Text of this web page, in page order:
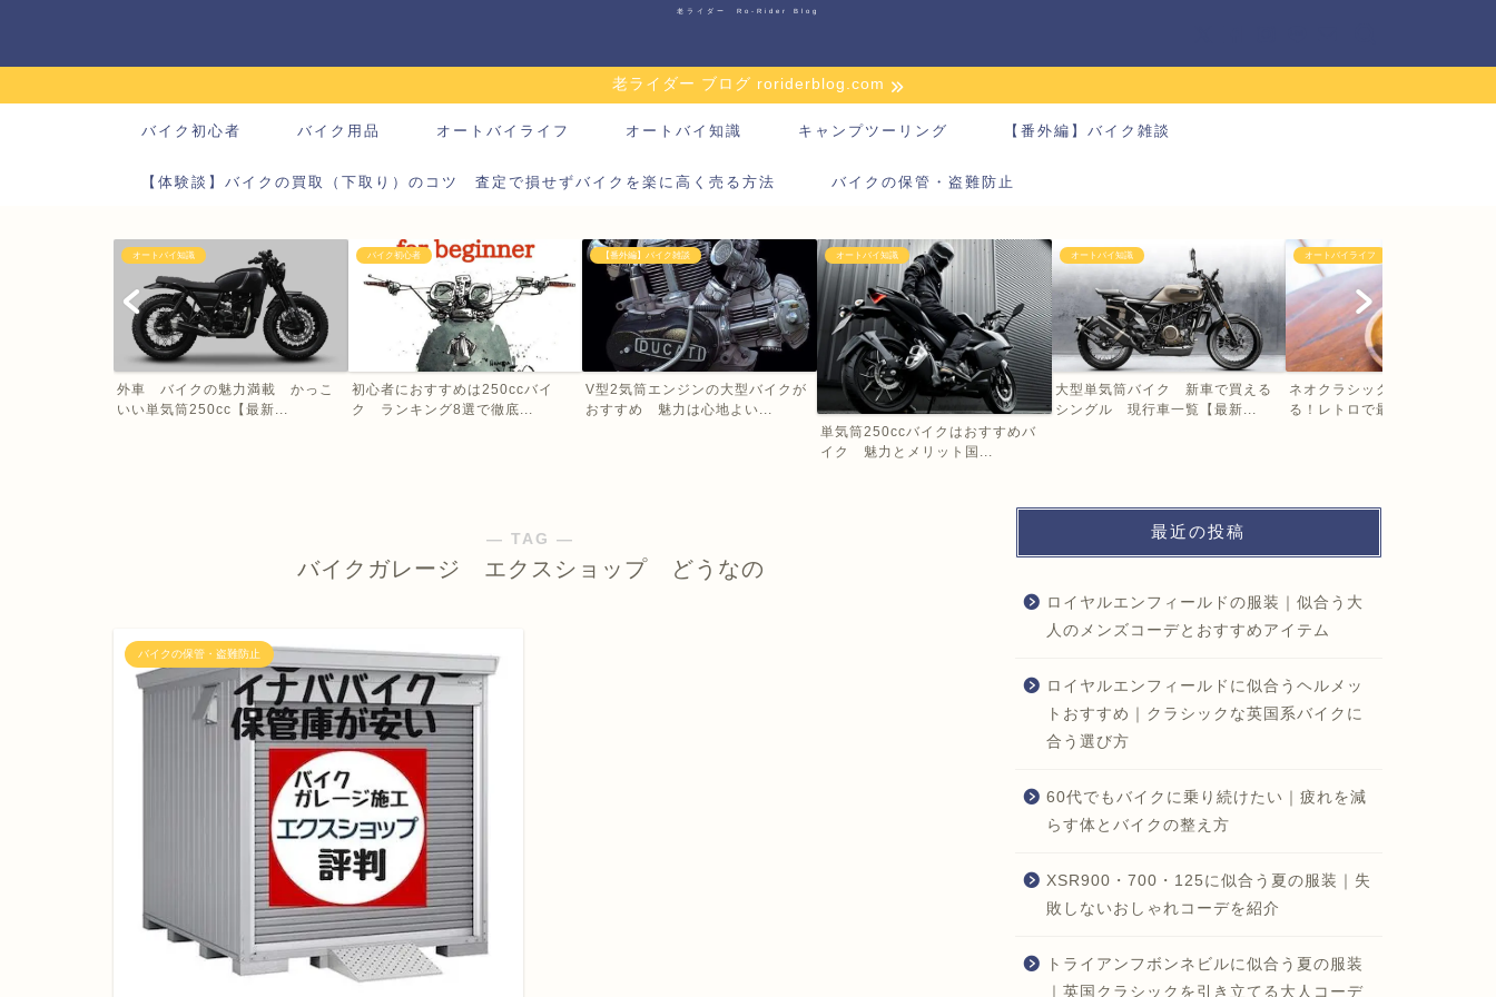
老ライダー Ro-Rider Blog
老ライダー ブログ roriderblog.com
バイク初心者 バイク用品 オートバイライフ オートバイ知識 キャンプツーリング 【番外編】バイク雑談
【体験談】バイクの買取（下取り）のコツ 査定で損せずバイクを楽に高く売る方法 バイクの保管・盗難防止
オートバイ知識
外車 バイクの魅力満載 かっこ
いい単気筒250cc【最新...
バイク初心者
初心者におすすめは250ccバイ
ク ランキング8選で徹底...
【番外編】バイク雑談
V型2気筒エンジンの大型バイクが
おすすめ 魅力は心地よい...
オートバイ知識
単気筒250ccバイクはおすすめバ
イク 魅力とメリット国...
オートバイ知識
大型単気筒バイク 新車で買える
シングル 現行車一覧【最新...
オートバイライフ
ネオクラシックバイクの大型に
る！レトロで最新 乗るだけ...
― TAG ―
バイクガレージ エクスショップ どうなの
バイクの保管・盗難防止
最近の投稿
ロイヤルエンフィールドの服装｜似合う大
人のメンズコーデとおすすめアイテム
ロイヤルエンフィールドに似合うヘルメッ
トおすすめ｜クラシックな英国系バイクに
合う選び方
60代でもバイクに乗り続けたい｜疲れを減
らす体とバイクの整え方
XSR900・700・125に似合う夏の服装｜失
敗しないおしゃれコーデを紹介
トライアンフボンネビルに似合う夏の服装
｜英国クラシックを引き立てる大人コーデ